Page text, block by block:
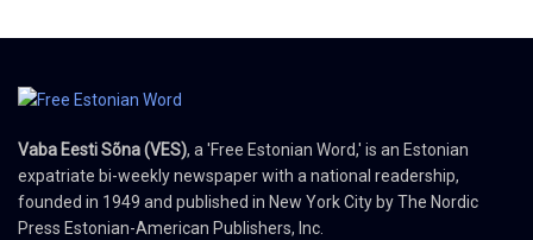
Vaba Eesti Sõna (VES), a 'Free Estonian Word,' is an Estonian
expatriate bi-weekly newspaper with a national readership,
founded in 1949 and published in New York City by The Nordic
Press Estonian-American Publishers, Inc.